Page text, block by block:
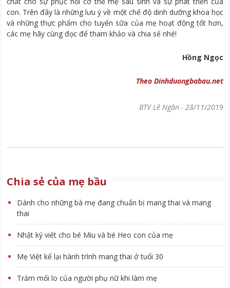
con. Trên đây là những lưu ý về một chế độ dinh dưỡng khoa học
và những thực phẩm cho tuyến sữa của mẹ hoạt động tốt hơn,
các mẹ hãy cùng đọc để tham khảo và chia sẻ nhé!
Hồng Ngọc
Theo Dinhduongbabau.net
BTV Lê Ngần- 28/11/2019
Chia sẻ của mẹ bầu
Dành cho những bà mẹ đang chuẩn bị mang thai và mang
thai
Nhật ký viết cho bé Miu và bé Heo con của mẹ
Mẹ Việt kể lại hành trình mang thai ở tuổi 30
Trăm mối lo của người phụ nữ khi làm mẹ